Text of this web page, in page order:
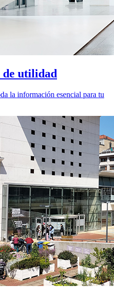
utilidad
la información esencial para tu